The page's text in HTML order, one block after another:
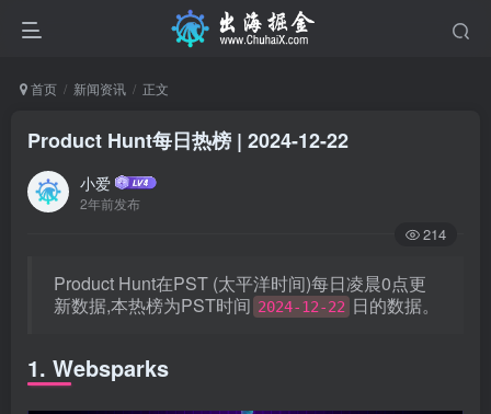
首页 新闻资讯 正文
Product Hunt每日热榜 | 2024-12-22
小爱
2年前发布
214
Product Hunt在PST (太平洋时间)每日凌晨0点更
新数据,本热榜为PST时间 2024-12-22 日的数据。
1. Websparks